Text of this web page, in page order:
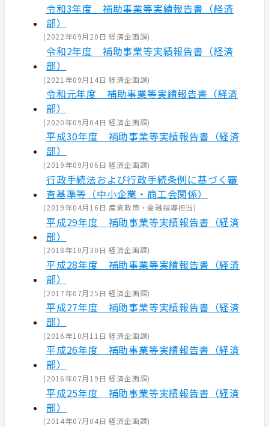
令和3年度 補助事業等実績報告書（経済
部）
(2022年09月20日 経済企画課)
令和2年度 補助事業等実績報告書（経済
部）
(2021年09月14日 経済企画課)
令和元年度 補助事業等実績報告書（経済
部）
(2020年09月04日 経済企画課)
平成30年度 補助事業等実績報告書（経済
部）
(2019年09月06日 経済企画課)
行政手続法および行政手続条例に基づく審
査基準等（中小企業・商工会関係）
(2019年04月16日 産業政策・金融指導担当)
平成29年度 補助事業等実績報告書（経済
部）
(2018年10月30日 経済企画課)
平成28年度 補助事業等実績報告書（経済
部）
(2017年07月25日 経済企画課)
平成27年度 補助事業等実績報告書（経済
部）
(2016年10月11日 経済企画課)
平成26年度 補助事業等実績報告書（経済
部）
(2016年07月19日 経済企画課)
平成25年度 補助事業等実績報告書（経済
部）
(2014年07月04日 経済企画課)